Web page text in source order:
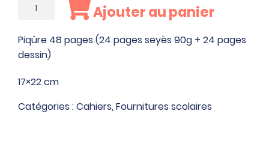
Cahier
de
travaux
pratiques
Ajouter au panier
Piqûre 48 pages (24 pages seyès 90g + 24 pages
dessin)
17×22 cm
Catégories :Cahiers, Fournitures scolaires